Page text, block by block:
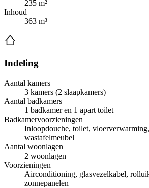
235 m²
Inhoud
363 m³
Indeling
Aantal kamers
3 kamers (2 slaapkamers)
Aantal badkamers
1 badkamer en 1 apart toilet
Badkamervoorzieningen
Inloopdouche, toilet,
wastafelmeubel
Aantal woonlagen
2 woonlagen
Voorzieningen
Airconditioning, glasvezelkabel,
zonnepanelen